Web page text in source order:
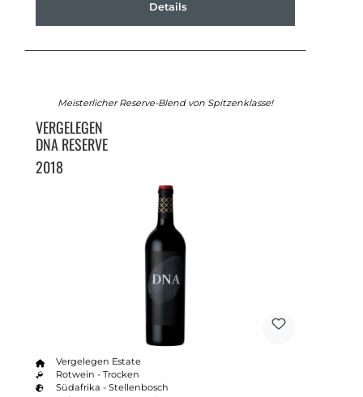
Details
Meisterlicher Reserve-Blend von Spitzenklasse!
VERGELEGEN
DNA RESERVE
2018
Vergelegen Estate
Rotwein - Trocken
Südafrika - Stellenbosch